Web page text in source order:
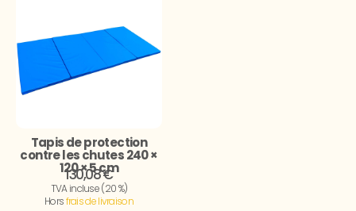
Tapis de protection
contre les chutes 240 ×
120 × 5 cm
130,08 €
TVA incluse (20 %)
Horsfrais de livraison